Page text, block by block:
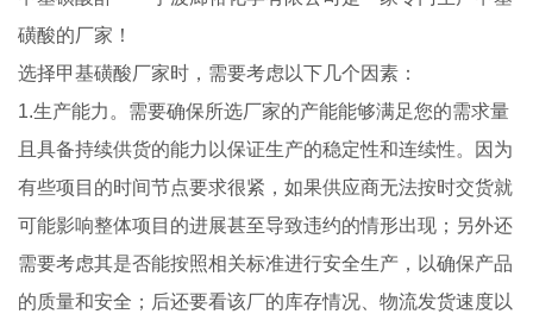
磺酸的厂家！
选择甲基磺酸厂家时，需要考虑以下几个因素：
1.生产能力。需要确保所选厂家的产能能够满足您的需求量
且具备持续供货的能力以保证生产的稳定性和连续性。因为
有些项目的时间节点要求很紧，如果供应商无法按时交货就
可能影响整体项目的进展甚至导致违约的情形出现；另外还
需要考虑其是否能按照相关标准进行安全生产，以确保产品
的质量和安全；后还要看该厂的库存情况、物流发货速度以